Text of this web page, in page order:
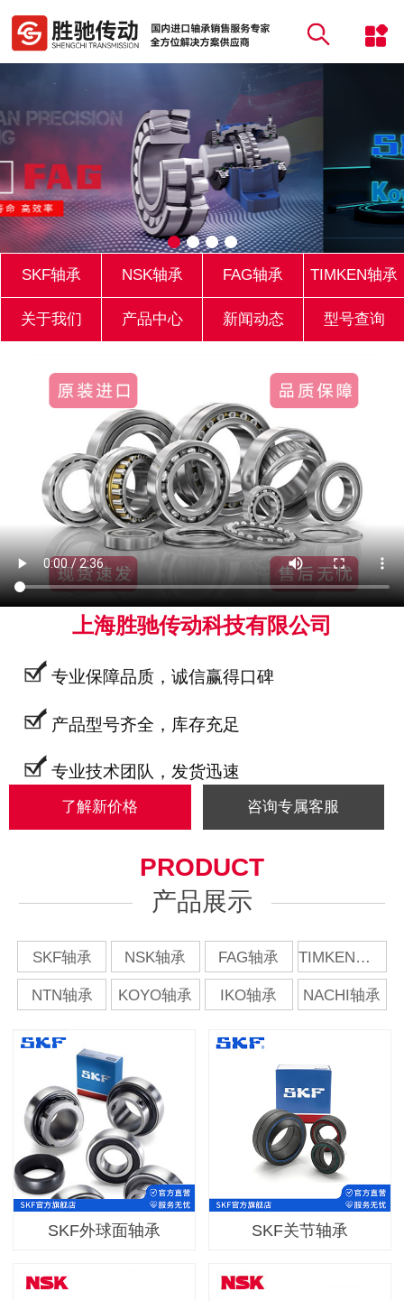
SKF轴承 NSK轴承 FAG轴承 TIMKEN轴承
关于我们 产品中心 新闻动态 型号查询
上海胜驰传动科技有限公司
专业保障品质，诚信赢得口碑
产品型号齐全，库存充足
专业技术团队，发货迅速
了解新价格 咨询专属客服
PRODUCT
产品展示
SKF轴承 NSK轴承 FAG轴承 TIMKEN轴承
NTN轴承 KOYO轴承 IKO轴承 NACHI轴承
SKF外球面轴承 SKF关节轴承